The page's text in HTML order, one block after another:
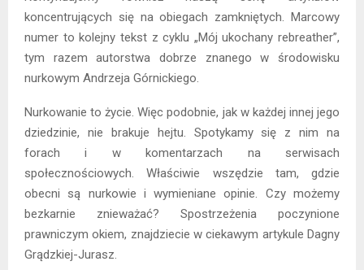
koncentrujących się na obiegach zamkniętych. Marcowy
numer to kolejny tekst z cyklu „Mój ukochany rebreather”,
tym razem autorstwa dobrze znanego w środowisku
nurkowym Andrzeja Górnickiego.
Nurkowanie to życie. Więc podobnie, jak w każdej innej jego
dziedzinie, nie brakuje hejtu. Spotykamy się z nim na
forach i w komentarzach na serwisach
społecznościowych. Właściwie wszędzie tam, gdzie
obecni są nurkowie i wymieniane opinie. Czy możemy
bezkarnie znieważać? Spostrzeżenia poczynione
prawniczym okiem, znajdziecie w ciekawym artykule Dagny
Grądzkiej-Jurasz.